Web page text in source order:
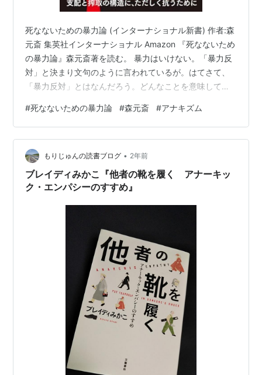
死なないための暴力論 (インターナショナル新書) 作者:森
元斎 集英社インターナショナル Amazon 『死なないため
の暴力論』森元斎著を読む。 暴力はいけない。「暴力反
対」と決まり文句のように言われているが。はてさて、
「暴力反対」とはなんだろう。どんなことを意味してい
はマジで難しいということだ。―略―好むと好まざると
にかかわらず、人間は暴力にまみえているのだ。メルロ
ー＝ポンティという思想家は、「暴力は、我々が肉体を
持った存在である限り、我々の宿命なのだ」とまで述べ
ている」 暴力をこのように定義づけている。 「暴力と
は、ある(あるいは複数の…
#死なないための暴力論 #森元斎 #アナキズム
もりじゅんの読書ブログ • 2年前
ブレイディみかこ『他者の靴を履く アナーキッ
ク・エンパシーのすすめ』